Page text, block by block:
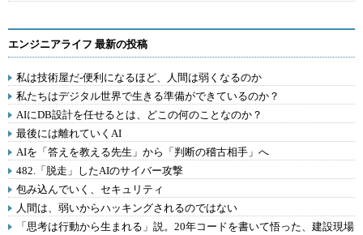
エンジニアライフ 最新の投稿
私は技術屋だ-便利になるほど、人間は弱くなるのか
私たちはデジタル世界で生きる準備ができているのか？
AIにDB設計を任せるとは、どこの何のことなのか？
最後には離れていくAI
AIを「答えを教える先生」から「判断の稽古相手」へ
482.「脱走」したAIのサイバー攻撃
包み込んでいく、セキュリティ
人間は、弱いからハッキングされるのではない
「思考は行動から生まれる」説。20年コードを書いて悟った、建設現場